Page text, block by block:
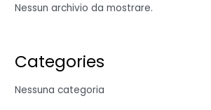
Nessun archivio da mostrare.
Categories
Nessuna categoria